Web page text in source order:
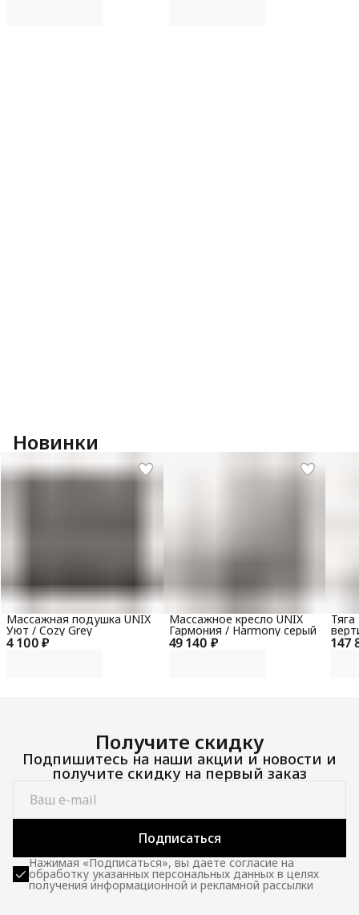
Новинки
4 100 ₽
Массажная подушка UNIX
Уют / Cozy Grey
49 140 ₽
Массажное кресло UNIX
Гармония / Harmony серый
147
100
Получите скидку
Подпишитесь на наши акции и новости и
получите скидку на первый заказ
Подписаться
Нажимая «Подписаться», вы даете согласие на
обработку указанных персональных данных в целях
получения информационной и рекламной рассылки